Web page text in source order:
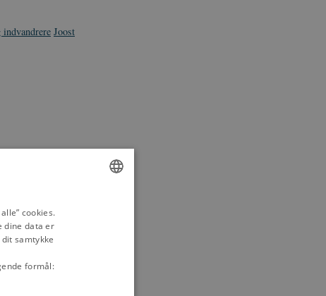
Joost
cookies.
dine data er
samtykke
formål: